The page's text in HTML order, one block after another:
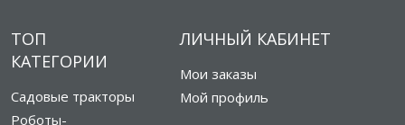
ТОП
КАТЕГОРИИ
Садовые тракторы
Роботы-
ЛИЧНЫЙ КАБИНЕТ
Мои заказы
Мой профиль